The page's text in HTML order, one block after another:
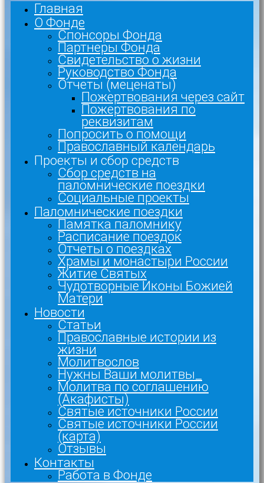
Главная
О Фонде
Спонсоры Фонда
Партнеры Фонда
Свидетельство о жизни
Руководство Фонда
Отчеты (меценаты)
Пожертвования через сайт
Пожертвования по
реквизитам
Попросить о помощи
Православный календарь
Проекты и сбор средств
Сбор средств на
паломнические поездки
Социальные проекты
Паломнические поездки
Памятка паломнику
Расписание поездок
Отчеты о поездках
Храмы и монастыри России
Житие Святых
Чудотворные Иконы Божией
Матери
Новости
Статьи
Православные истории из
жизни
Молитвослов
Нужны Ваши молитвы_
Молитва по соглашению
(Акафисты)
Святые источники России
Святые источники России
(карта)
Отзывы
Контакты
Работа в Фонде